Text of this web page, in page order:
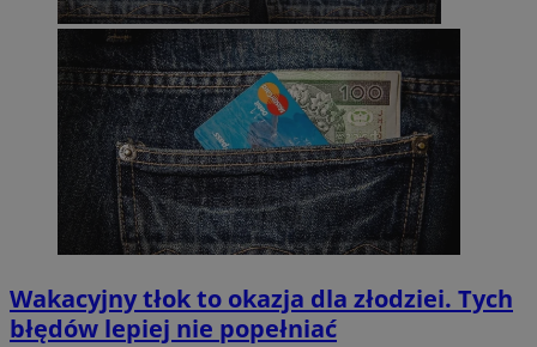
Wakacyjny tłok to okazja dla złodziei. Tych
błędów lepiej nie popełniać